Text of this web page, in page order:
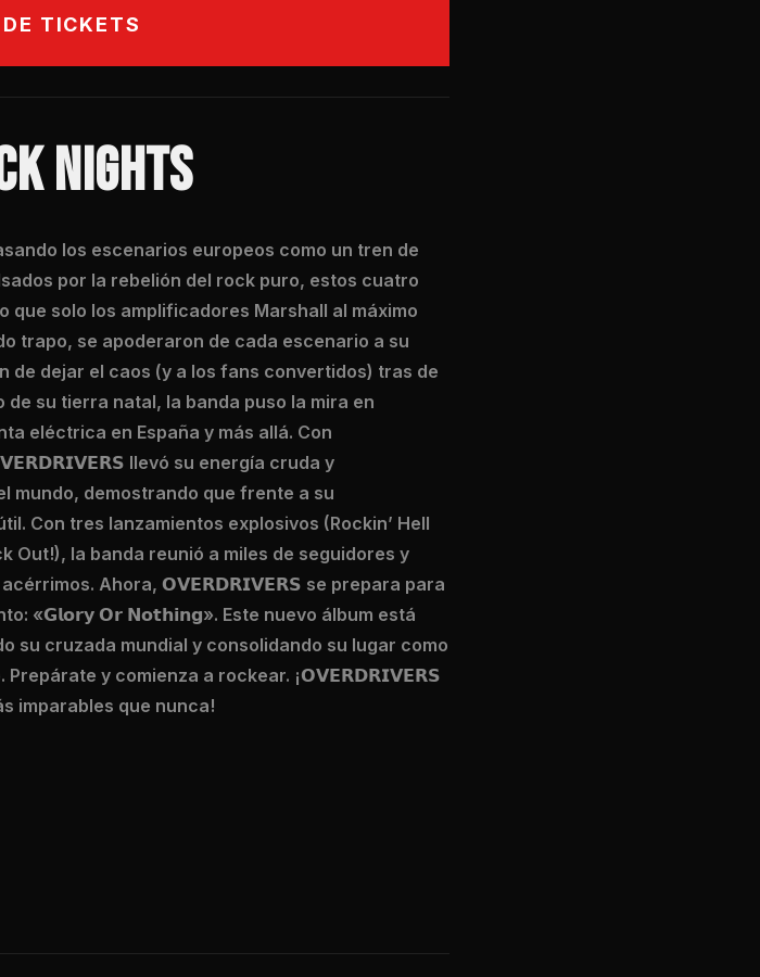
TICKETS
NIGHTS
los escenarios europeos como un tren de
​​por la rebelión del rock puro, estos cuatro
solo los amplificadores Marshall al máximo
trapo, se apoderaron de cada escenario a su
de dejar el caos (y a los fans convertidos) tras de
su tierra natal, la banda puso la mira en
eléctrica en España y más allá. Con
llevó su energía cruda y
mundo, demostrando que frente a su
Con tres lanzamientos explosivos (Rockin’ Hell
Out!), la banda reunió a miles de seguidores y
Ahora, 𝗢𝗩𝗘𝗥𝗗𝗥𝗜𝗩𝗘𝗥𝗦 se prepara para
«𝗚𝗹𝗼𝗿𝘆 𝗢𝗿 𝗡𝗼𝘁𝗵𝗶𝗻𝗴». Este nuevo álbum está
su cruzada mundial y consolidando su lugar como
Prepárate y comienza a rockear. ¡𝗢𝗩𝗘𝗥𝗗𝗥𝗜𝗩𝗘𝗥𝗦
imparables que nunca!